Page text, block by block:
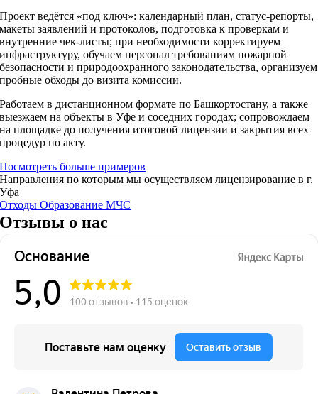
Проект ведётся «под ключ»: календарный план, статус‑репорты,
макеты заявлений и протоколов, подготовка к проверкам и
внутренние чек‑листы; при необходимости корректируем
инфраструктуру, обучаем персонал требованиям пожарной
безопасности и природоохранного законодательства, организуем
пробные обходы до визита комиссии.
Работаем в дистанционном формате по Башкортостану, а также
выезжаем на объекты в Уфе и соседних городах; сопровождаем
на площадке до получения итоговой лицензии и закрытия всех
процедур по акту.
Посмотреть больше примеров
Направления по которым мы осуществляем лицензирование в г.
Уфа
ОтходыОбразованиеМЧС
Отзывы о нас